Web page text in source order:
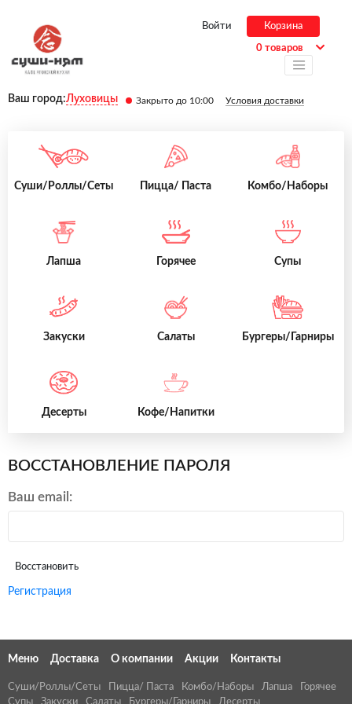
Ваш город:Луховицы Закрыто до 10:00 Условия доставки
Войти Корзина
0 товаров
Суши/Роллы/Сеты Пицца/ Паста Комбо/Наборы
Лапша Горячее Супы
Закуски Салаты Бургеры/Гарниры
Десерты Кофе/Напитки
ВОССТАНОВЛЕНИЕ ПАРОЛЯ
Ваш email:
Восстановить
Регистрация
Меню Доставка О компании Акции Контакты
Суши/Роллы/Сеты Пицца/ Паста Комбо/Наборы Лапша
Горячее
Супы
Закуски Салаты Бургеры/Гарниры Десерты